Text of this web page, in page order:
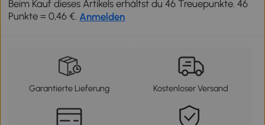
Beim Kauf dieses Artikels erhältst du 46 Treuepunkte. 46
Punkte = 0,46 €. Anmelden
Garantierte Lieferung Kostenloser Versand